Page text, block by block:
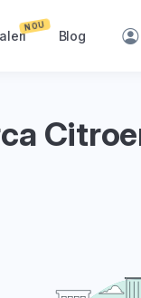
NOU
Blog